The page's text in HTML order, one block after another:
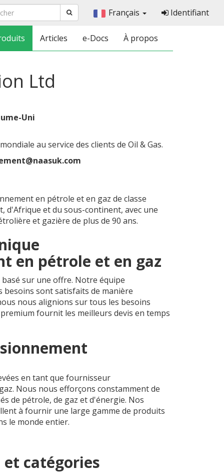
Français Identifiant
Articles e-Docs À propos
Ltd
Uni
au service des clients de Oil & Gas.
en pétrole et en gaz de classe
d'Afrique et du sous-continent, avec une
et gazière de plus de 90 ans.
en pétrole et en gaz
sur une offre. Notre équipe
sont satisfaits de manière
nous alignions sur tous les besoins
fournit les meilleurs devis en temps
en tant que fournisseur
Nous nous efforçons constamment de
de pétrole, de gaz et d'énergie. Nos
à fournir une large gamme de produits
le monde entier.
catégories